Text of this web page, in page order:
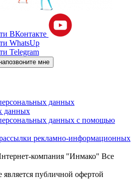
позвоните мне
данных
данных
данных с помощью
рекламно-информационных
компания "Инмако" Все
публичной офертой